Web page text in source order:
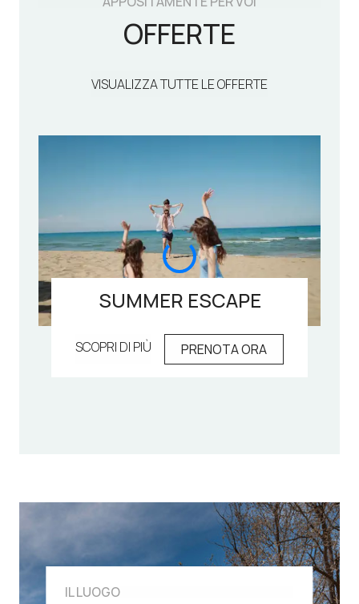
OFFERTE
VISUALIZZA TUTTE LE OFFERTE
SUMMER ESCAPE
SCOPRI DI PIÙ PRENOTA ORA
IL LUOGO